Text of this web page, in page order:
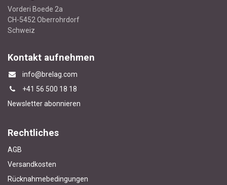
Vorderi Boede 2a
CH-5452 Oberrohrdorf
Schweiz
Kontakt aufnehmen
info@brelag.com
+41 56 500 18 18
Newsletter abonnieren
Rechtliches
AGB
Versandkosten
Rücknahmebedingungen